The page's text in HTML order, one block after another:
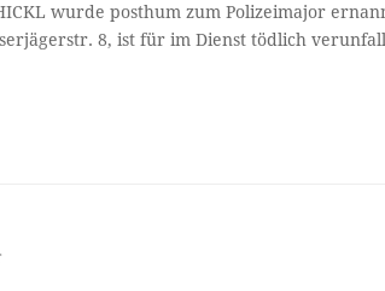
wurde posthum zum Polizeimajor
8, ist für im Dienst tödlich